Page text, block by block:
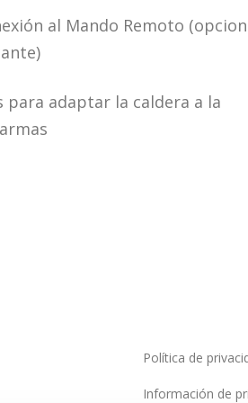
al Mando Remoto
adaptar la caldera a la
Política de
Información de